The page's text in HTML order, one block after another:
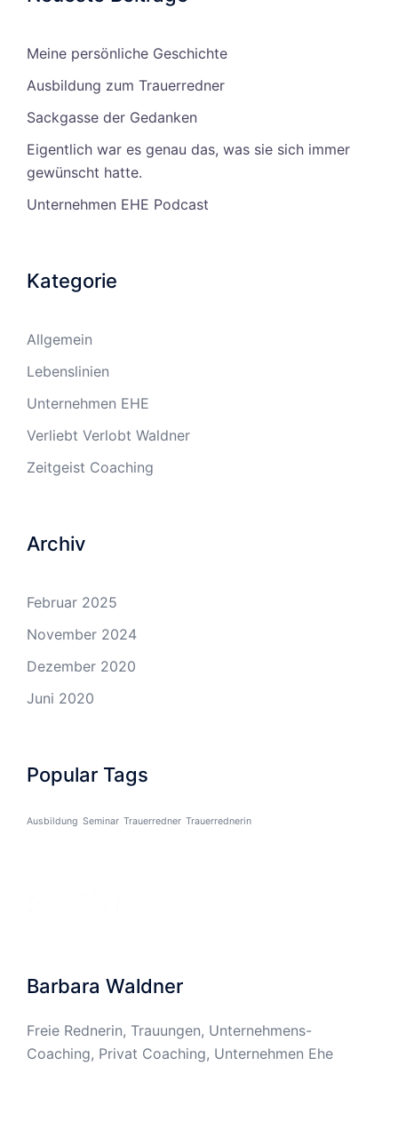
Meine persönliche Geschichte
Ausbildung zum Trauerredner
Sackgasse der Gedanken
Eigentlich war es genau das, was sie sich immer
gewünscht hatte.
Unternehmen EHE Podcast
Kategorie
Allgemein
Lebenslinien
Unternehmen EHE
Verliebt Verlobt Waldner
Zeitgeist Coaching
Archiv
Februar 2025
November 2024
Dezember 2020
Juni 2020
Popular Tags
Ausbildung Seminar Trauerredner Trauerrednerin
Barbara Waldner
Freie Rednerin, Trauungen, Unternehmens-
Coaching, Privat Coaching, Unternehmen Ehe